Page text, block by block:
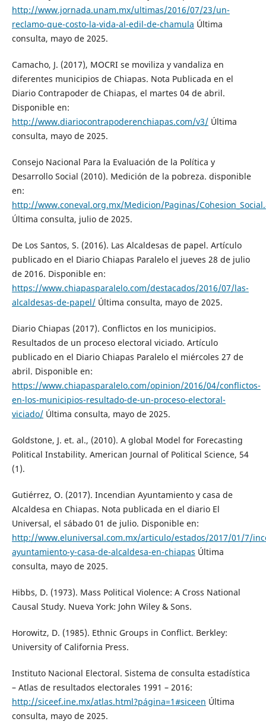
http://www.jornada.unam.mx/ultimas/2016/07/23/un-
reclamo-que-costo-la-vida-al-edil-de-chamula Última
consulta, mayo de 2025.
Camacho, J. (2017), MOCRI se moviliza y vandaliza en
diferentes municipios de Chiapas. Nota Publicada en el
Diario Contrapoder de Chiapas, el martes 04 de abril.
Disponible en:
http://www.diariocontrapoderenchiapas.com/v3/Última
consulta, mayo de 2025.
Consejo Nacional Para la Evaluación de la Política y
Desarrollo Social (2010). Medición de la pobreza. disponible
en:
http://www.coneval.org.mx/Medicion/Paginas/
Última consulta, julio de 2025.
De Los Santos, S. (2016). Las Alcaldesas de papel. Artículo
publicado en el Diario Chiapas Paralelo el jueves 28 de julio
de 2016. Disponible en:
https://www.chiapasparalelo.com/destacados/2016/07/las-
alcaldesas-de-papel/Última consulta, mayo de 2025.
Diario Chiapas (2017). Conflictos en los municipios.
Resultados de un proceso electoral viciado. Artículo
publicado en el Diario Chiapas Paralelo el miércoles 27 de
abril. Disponible en:
https://www.chiapasparalelo.com/opinion/2016/04/conflictos-
en-los-municipios-resultado-de-un-proceso-electoral-
viciado/Última consulta, mayo de 2025.
Goldstone, J. et. al., (2010). A global Model for Forecasting
Political Instability. American Journal of Political Science, 54
(1).
Gutiérrez, O. (2017). Incendian Ayuntamiento y casa de
Alcaldesa en Chiapas. Nota publicada en el diario El
Universal, el sábado 01 de julio. Disponible en:
http://www.eluniversal.com.mx/articulo/estados/2017/01/7/
ayuntamiento-y-casa-de-alcaldesa-en-chiapas Última
consulta, mayo de 2025.
Hibbs, D. (1973). Mass Political Violence: A Cross National
Causal Study. Nueva York: John Wiley & Sons.
Horowitz, D. (1985). Ethnic Groups in Conflict. Berkley:
University of California Press.
Instituto Nacional Electoral. Sistema de consulta estadística
– Atlas de resultados electorales 1991 – 2016:
http://siceef.ine.mx/atlas.html?página=1#siceen Última
consulta, mayo de 2025.